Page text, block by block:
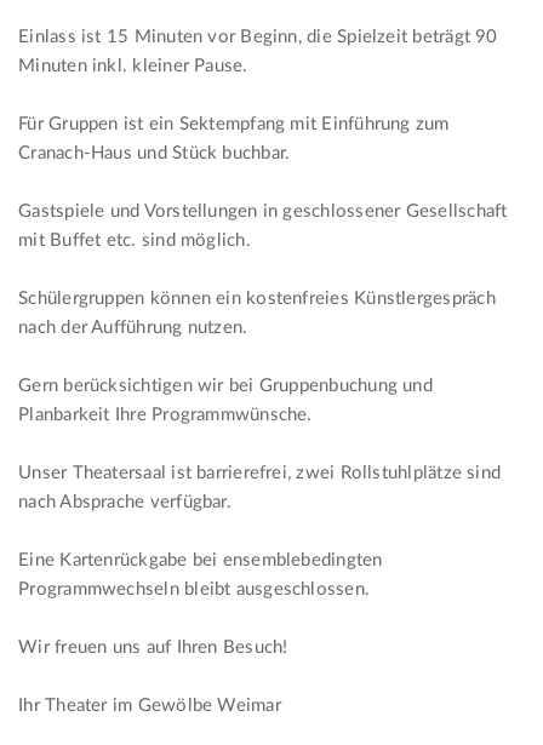
Einlass ist 15 Minuten vor Beginn, die Spielzeit beträgt 90
Minuten inkl. kleiner Pause.
Für Gruppen ist ein Sektempfang mit Einführung zum
Cranach-Haus und Stück buchbar.
Gastspiele und Vorstellungen in geschlossener Gesellschaft
mit Buffet etc. sind möglich.
Schülergruppen können ein kostenfreies Künstlergespräch
nach der Aufführung nutzen.
Gern berücksichtigen wir bei Gruppenbuchung und
Planbarkeit Ihre Programmwünsche.
Unser Theatersaal ist barrierefrei, zwei Rollstuhlplätze sind
nach Absprache verfügbar.
Eine Kartenrückgabe bei ensemblebedingten
Programmwechseln bleibt ausgeschlossen.
Wir freuen uns auf Ihren Besuch!
Ihr Theater im Gewölbe Weimar